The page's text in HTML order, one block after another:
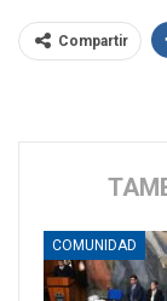
Compartir
COMUNIDAD